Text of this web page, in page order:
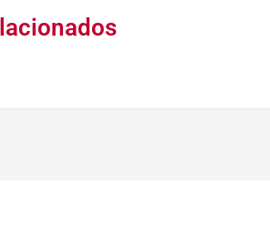
Sustitución de 16GB RAM + 256GB SSD